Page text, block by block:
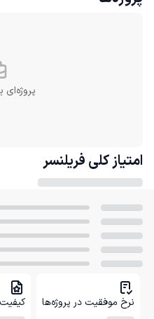
امتیاز کلی فریلنسر
نرخ موفقیت در پروژه‌ها